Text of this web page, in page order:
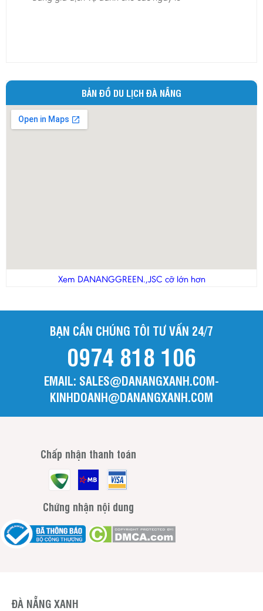
Quảng Bình
Quảng Ngãi
Quảng Ninh
Tuyên Quang
BẢN ĐỒ DU LỊCH ĐÀ NẴNG
Xem DANANGGREEN.,JSC cỡ lớn hơn
BẠN CẦN CHÚNG TÔI TƯ VẤN 24/7
0974 818 106
EMAIL: SALES@DANANGXANH.COM-
KINHDOANH@DANANGXANH.COM
Chấp nhận thanh toán
Chứng nhận nội dung
ĐÀ NẴNG XANH